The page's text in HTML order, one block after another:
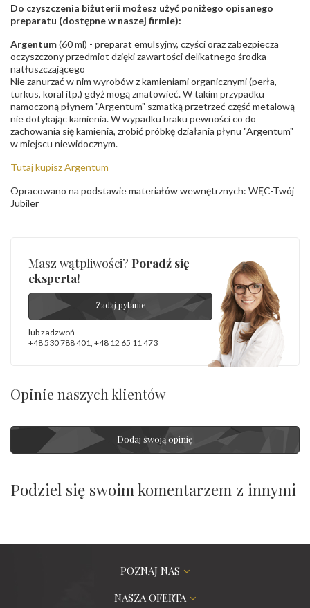
Do czyszczenia biżuterii możesz użyć poniżego opisanego
preparatu (dostępne w naszej firmie):
Argentum(60 ml) - preparat emulsyjny, czyści oraz zabezpiecza
oczyszczony przedmiot dzięki zawartości delikatnego środka
natłuszczającego
Nie zanurzać w nim wyrobów z kamieniami organicznymi (perła,
turkus, koral itp.) gdyż mogą zmatowieć. W takim przypadku
namoczoną płynem "Argentum" szmatką przetrzeć część metalową
nie dotykając kamienia. W wypadku braku pewności co do
zachowania się kamienia, zrobić próbkę działania płynu "Argentum"
w miejscu niewidocznym.
Tutaj kupisz Argentum
Opracowano na podstawie materiałów wewnętrznych: WĘC-Twój
Jubiler
Masz wątpliwości? Poradź się
eksperta!
Zadaj pytanie
lub zadzwoń
+48 530 788 401 +48 12 65 11 473
Opinie naszych klientów
Dodaj swoją opinię
Podziel się swoim komentarzem z innymi
POZNAJ NAS
NASZA OFERTA